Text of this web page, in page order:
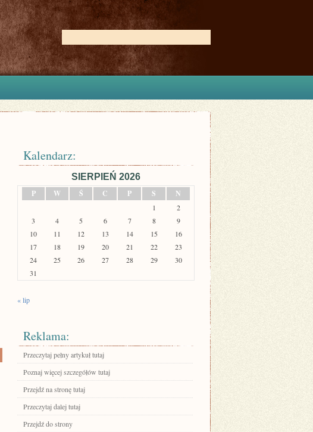
Kalendarz:
SIERPIEŃ 2026
P
W Ś C P S N
1
2
3
4 5 6 7 8
9
10
11 12 13 14 15
16
17
18 19 20 21 22
23
24
25 26 27 28 29
30
31
« lip
Reklama:
Przeczytaj pełny artykuł tutaj
Poznaj więcej szczegółów tutaj
Przejdź na stronę tutaj
Przeczytaj dalej tutaj
Przejdź do strony